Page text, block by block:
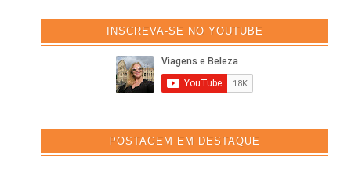
INSCREVA-SE NO YOUTUBE
POSTAGEM EM DESTAQUE